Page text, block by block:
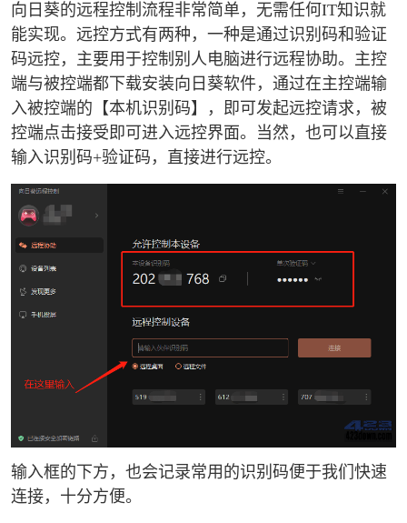
向日葵的远程控制流程非常简单，无需任何IT知识就
能实现。远控方式有两种，一种是通过识别码和验证
码远控，主要用于控制别人电脑进行远程协助。主控
端与被控端都下载安装向日葵软件，通过在主控端输
入被控端的【本机识别码】，即可发起远控请求，被
控端点击接受即可进入远控界面。当然，也可以直接
输入识别码+验证码，直接进行远控。
输入框的下方，也会记录常用的识别码便于我们快速
连接，十分方便。